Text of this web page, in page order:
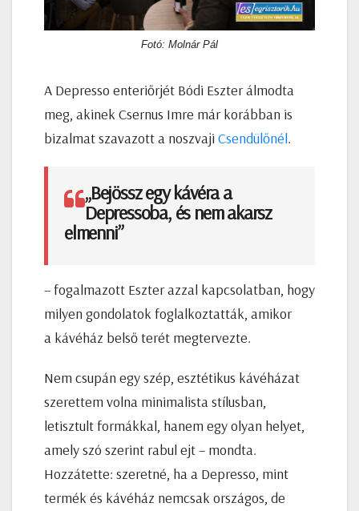
Fotó: Molnár Pál
A Depresso enteriőrjét Bódi Eszter álmodta
meg, akinek Csernus Imre már korábban is
bizalmat szavazott a noszvajiCsendülőnél.
„Bejössz egy kávéra a
Depressoba, és nem akarsz
elmenni”
– fogalmazott Eszter azzal kapcsolatban, hogy
milyen gondolatok foglalkoztatták, amikor
a kávéház belső terét megtervezte.
Nem csupán egy szép, esztétikus kávéházat
szerettem volna minimalista stílusban,
letisztult formákkal, hanem egy olyan helyet,
amely szó szerint rabul ejt – mondta.
Hozzátette: szeretné, ha a Depresso, mint
termék és kávéház nemcsak országos, de